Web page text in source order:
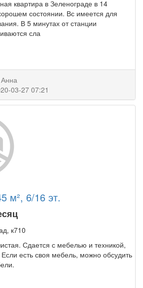
квартира в Зеленограде в 14
состоянии. Вс имеется для
В 5 минутах от станции
сла
Анна
03-27 07:21
м², 6/16 эт.
к710
Сдается с мебелью и техникой,
есть своя мебель, можно обсудить